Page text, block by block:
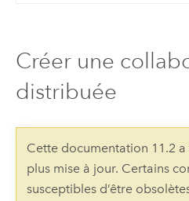
Créer une
distribuée
Cette documentation 11.2 a
plus mise à jour. Certains
susceptibles d’être